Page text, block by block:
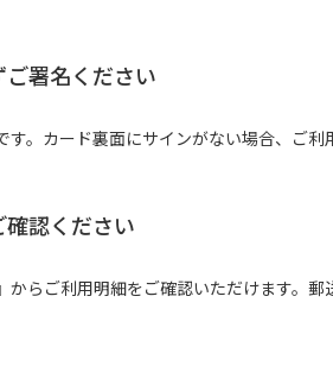
署名ください
。カード裏面にサインがない場合、ご利
確認ください
らご利用明細をご確認いただけます。郵